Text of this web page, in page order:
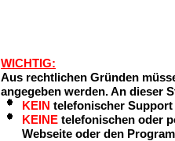
WICHTIG:
Aus rechtlichen Gründen
angegeben werden. An dieser
KEIN telefonischer
KEINE telefonischen oder
Webseite oder den